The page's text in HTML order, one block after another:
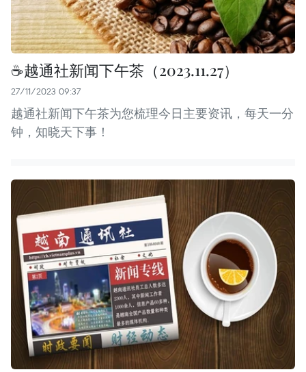
☕️越通社新闻下午茶（2023.11.27）
27/11/2023 09:37
越通社新闻下午茶为您梳理今日主要资讯，每天一分
钟，知晓天下事！